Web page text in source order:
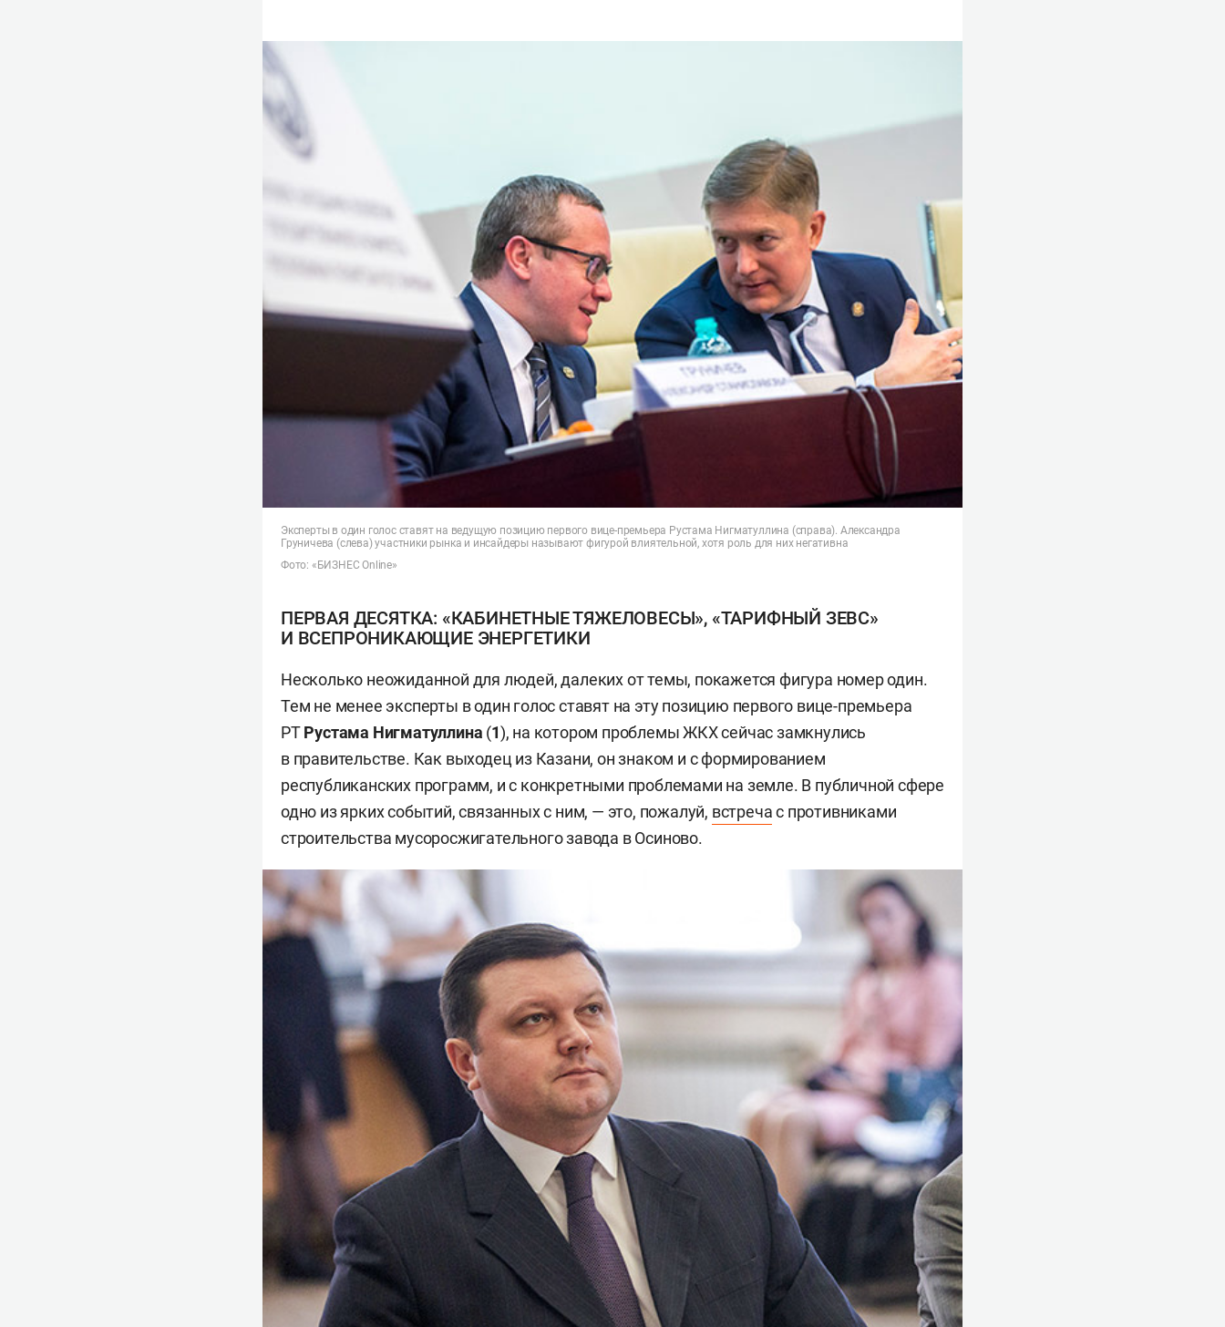
Эксперты в один голос ставят на ведущую позицию первого вице-премьера Рустама Нигматуллина (справа). Александра
Груничева (слева) участники рынка и инсайдеры называют фигурой влиятельной, хотя роль для них негативна
Фото: «БИЗНЕС Online»
ПЕРВАЯ ДЕСЯТКА: «КАБИНЕТНЫЕ ТЯЖЕЛОВЕСЫ», «ТАРИФНЫЙ ЗЕВС»
И ВСЕПРОНИКАЮЩИЕ ЭНЕРГЕТИКИ
Несколько неожиданной для людей, далеких от темы, покажется фигура номер один.
Тем не менее эксперты в один голос ставят на эту позицию первого вице-премьера
РТРустама Нигматуллина (1), на котором проблемы ЖКХ сейчас замкнулись
в правительстве. Как выходец из Казани, он знаком и с формированием
республиканских программ, и с конкретными проблемами на земле. В публичной сфере
одно из ярких событий, связанных с ним, — это, пожалуй, встречас противниками
строительства мусоросжигательного завода в Осиново.